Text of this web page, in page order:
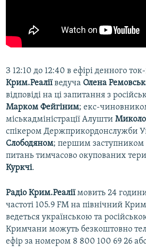
З 12:10 до 12:40 в ефірі денного
Крим.Реаліїведуча Олена
відповіді на ці запитання з
Марком Фейгіним; екс-
міськадміністрації Алушти
спікером Держприкордонслужби
Слободяном; першим заступником
питань тимчасово окупованих
Куркчі.
Радіо Крим.Реаліїмовить 24
частоті 105.9 FM на північний
ведеться українською та
Кримчани можуть безкоштовно
ефір за номером 8 800 100 69 26